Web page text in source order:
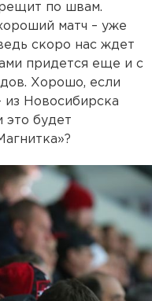
по швам.
матч – уже
скоро нас ждет
придется еще и с
Хорошо, если
из Новосибирска
это будет